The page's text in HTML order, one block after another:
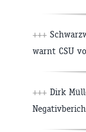
+++
warnt CSU
+++ Dirk